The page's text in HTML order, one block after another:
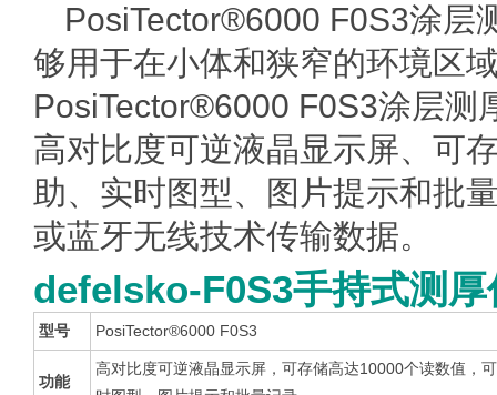
PosiTector®6000 F0S3涂层
够用于在小体和狭窄的环境区
PosiTector®6000 F0S3涂层测
高对比度可逆液晶显示屏、可
助、实时图型、图片提示和批
或蓝牙无线技术传输数据。
defelsko-F0S3手持式测厚
型号 PosiTector®6000 F0S3
功能
高对比度可逆液晶显示屏，可存储高达10000个读数值，